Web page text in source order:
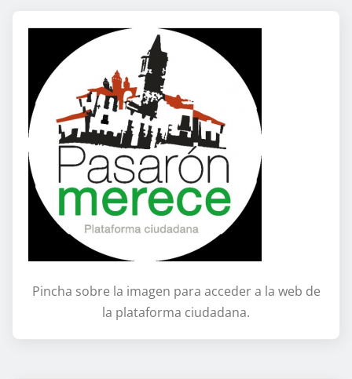
Pincha sobre la imagen para acceder a la web de
la plataforma ciudadana.